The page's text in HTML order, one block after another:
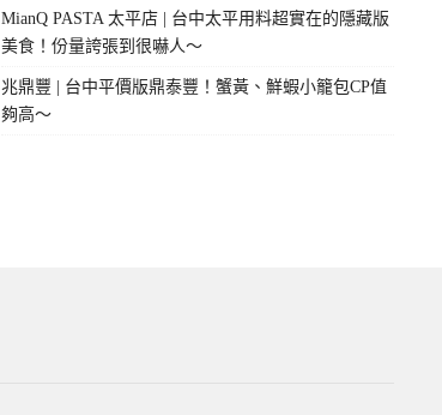
MianQ PASTA 太平店 | 台中太平用料超實在的隱藏版
美食！份量誇張到很嚇人～
兆鼎豐 | 台中平價版鼎泰豐！蟹黃、鮮蝦小籠包CP值
夠高～